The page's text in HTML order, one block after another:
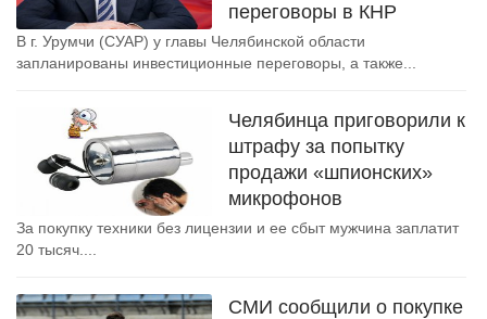
переговоры в КНР
В г. Урумчи (СУАР) у главы Челябинской области
запланированы инвестиционные переговоры, а также...
Челябинца приговорили к
штрафу за попытку
продажи «шпионских»
микрофонов
За покупку техники без лицензии и ее сбыт мужчина заплатит
20 тысяч....
СМИ сообщили о покупке